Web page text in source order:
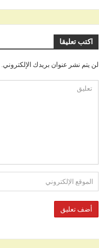
اكتب تعليقا
لن يتم نشر عنوان بريدك الإلكتروني.